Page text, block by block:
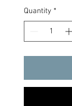
Quantity *